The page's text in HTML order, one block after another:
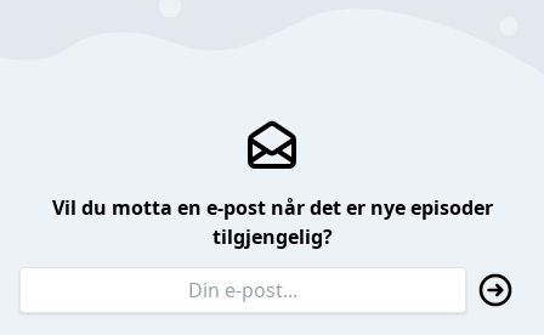
Vil du motta en e-post når det er nye episoder
tilgjengelig?